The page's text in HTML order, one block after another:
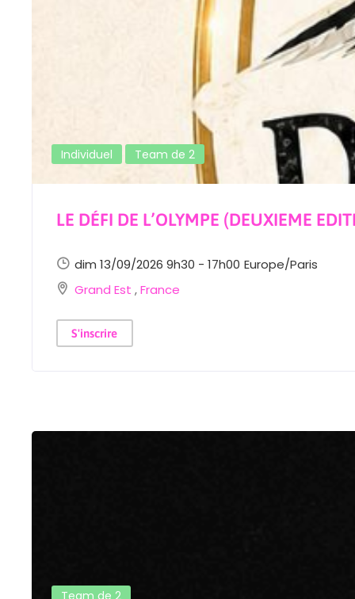
Individuel Team de 2
LE DÉFI DE L’OLYMPE (DEUXIEME
dim 13/09/2026 9h30 - 17h00 Europe/Paris
Grand Est ,France
S'inscrire
Team de 2